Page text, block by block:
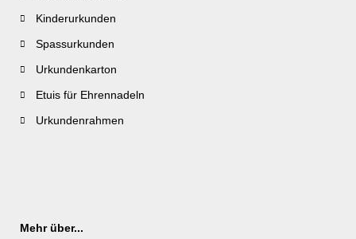
Kinderurkunden
Spassurkunden
Urkundenkarton
Etuis für Ehrennadeln
Urkundenrahmen
Mehr über...